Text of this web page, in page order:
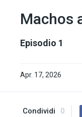
Machos
Episodio 1
Apr. 17, 2026
Condividi 0